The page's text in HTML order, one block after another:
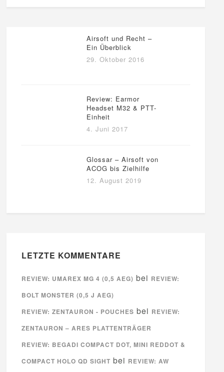
Airsoft und Recht –
Ein Überblick
29. Oktober 2016
Review: Earmor
Headset M32 & PTT-
Einheit
4. Juni 2017
Glossar – Airsoft von
ACOG bis Zielhilfe
12. August 2019
LETZTE KOMMENTARE
REVIEW: UMAREX MG 4 (0,5 AEG) bei REVIEW:
BOLT MONSTER (0,5 J AEG)
REVIEW: ZENTAURON - POUCHES bei REVIEW:
ZENTAURON – ARES PLATTENTRÄGER
REVIEW: BEGADI COMPACT DOT, MINI REDDOT &
COMPACT HOLO QD SIGHT bei REVIEW: AW